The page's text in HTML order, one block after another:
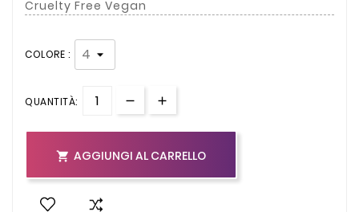
Cruelty Free Vegan
COLORE :
QUANTITÀ:
 AGGIUNGI AL CARRELLO